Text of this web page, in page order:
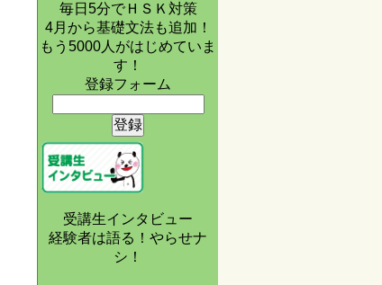
毎日5分でＨＳＫ対策
4月から基礎文法も追加！
もう5000人がはじめていま
す！
登録フォーム
受講生インタビュー
経験者は語る！やらせナ
シ！